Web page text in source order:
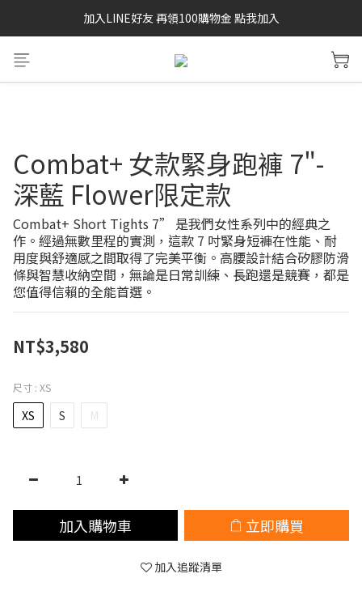
SAYSKY 26'春夏兩件85折
加入LINE好友 再領100購物金 點我加入
SAYSKY 26'春夏兩件85折
Combat+ 女款緊身跑褲 7"-
深藍 Flower限定款
Combat+ Short Tights 7” 是我們女性系列中的經典之
作。經過無數里程的實測，這款 7 吋緊身短褲在性能、耐
用度與舒適感之間取得了完美平衡。高腰設計結合矽膠防滑
條與智慧收納空間，無論是日常訓練、長跑還是競賽，都是
您值得信賴的全能首選。
NT$3,580
尺寸 : XS
XS S M
加入購物車 立即購買
加入追蹤清單